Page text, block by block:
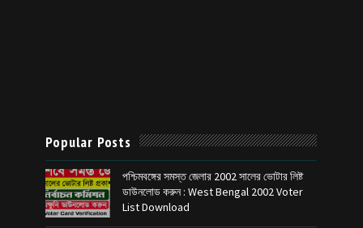
Popular Posts
পশ্চিমবঙ্গের সমস্ত জেলার 2002 সালের ভোটার লিষ্ট
ডাউনলোড করুন : West Bengal 2002 Voter
List Download